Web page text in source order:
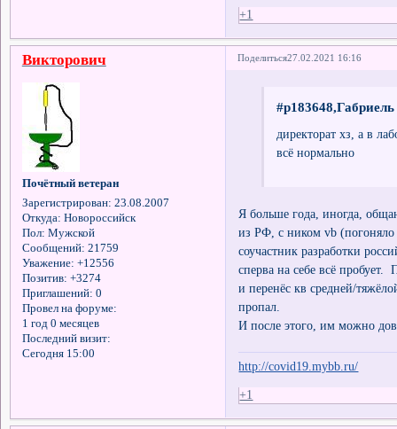
+1
Поделиться27.02.2021 16:16
Викторович
Почётный ветеран
Зарегистрирован: 23.08.2007
Откуда: Новороссийск
Пол: Мужской
Сообщений: 21759
Уважение: +12556
Позитив: +3274
Приглашений: 0
Провел на форуме:
1 год 0 месяцев
Последний визит:
Сегодня 15:00
директорат хз, а в
всё нормально
Я больше года, иногда,
из РФ, с ником vb (погоняло
соучастник разработки
сперва на себе всё
и перенёс кв средней/
пропал.
И после этого, им можно
http://covid19.mybb.ru/
+1